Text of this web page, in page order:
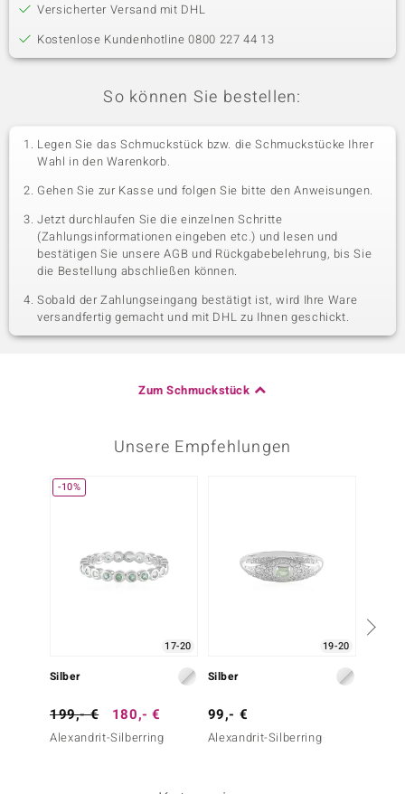
Versicherter Versand mit DHL
Kostenlose Kundenhotline 0800 227 44 13
So können Sie bestellen:
Legen Sie das Schmuckstück bzw. die Schmuckstücke Ihrer
Wahl in den Warenkorb.
Gehen Sie zur Kasse und folgen Sie bitte den Anweisungen.
Jetzt durchlaufen Sie die einzelnen Schritte
(Zahlungsinformationen eingeben etc.) und lesen und
bestätigen Sie unsere AGB und Rückgabebelehrung, bis Sie
die Bestellung abschließen können.
Sobald der Zahlungseingang bestätigt ist, wird Ihre Ware
versandfertig gemacht und mit DHL zu Ihnen geschickt.
Zum Schmuckstück
Unsere Empfehlungen
-10%
17-20
Silber
199,- € 180,- €
Alexandrit-Silberring
19-20
Silber
99,- €
Alexandrit-Silberring